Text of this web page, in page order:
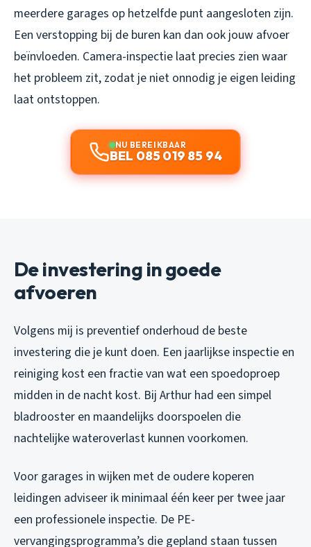
meerdere garages op hetzelfde punt aangesloten zijn.
Een verstopping bij de buren kan dan ook jouw afvoer
beïnvloeden. Camera-inspectie laat precies zien waar
het probleem zit, zodat je niet onnodig je eigen leiding
laat ontstoppen.
NU BEREIKBAAR
BEL 085 019 85 94
De investering in goede
afvoeren
Volgens mij is preventief onderhoud de beste
investering die je kunt doen. Een jaarlijkse inspectie en
reiniging kost een fractie van wat een spoedoproep
midden in de nacht kost. Bij Arthur had een simpel
bladrooster en maandelijks doorspoelen die
nachtelijke wateroverlast kunnen voorkomen.
Voor garages in wijken met de oudere koperen
leidingen adviseer ik minimaal één keer per twee jaar
een professionele inspectie. De PE-
vervangingsprogramma’s die gepland staan tussen